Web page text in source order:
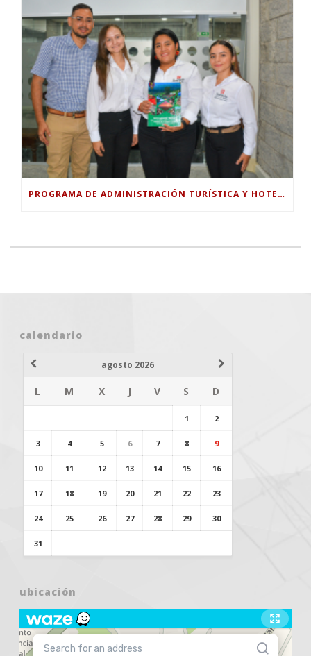
PROGRAMA DE ADMINISTRACIÓN TURÍSTICA Y HOTELERA DE LA UNIVERSIDAD PILOTO ENTREGA DOCUMENTO TÉCNICO PARA FORTALECER EL TURISMO RURAL EN GUABINAL.
calendario
agosto 2026
L M X J V S D
1 2
3 4 5 6 7 8 9
10 11 12 13 14 15 16
17 18 19 20 21 22 23
24 25 26 27 28 29 30
31
ubicación